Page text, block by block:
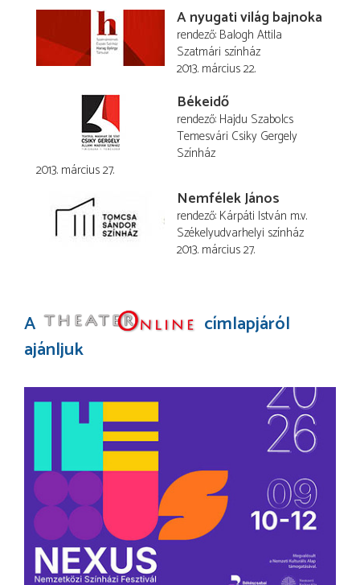
A nyugati világ bajnoka
rendező Balogh Attila
Szatmári színház
2013. március 22.
Békeidő
rendező Hajdu Szabolcs
Temesvári Csiky Gergely
Színház
2013. március 27.
Nemfélek János
rendező Kárpáti István m.v.
Székelyudvarhelyi színház
2013. március 27.
A
címlapjáról
ajánljuk